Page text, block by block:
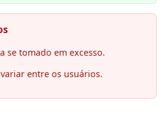
se tomado em excesso.
entre os usuários.